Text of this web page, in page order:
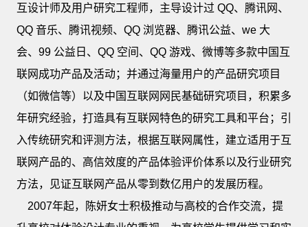
互设计师及用户研究工程师，主导设计过 QQ、腾讯网、
QQ 音乐、腾讯视频、QQ 浏览器、腾讯公益、we 大
会、99 公益日、QQ 空间、QQ 游戏、微博等多款中国互
联网成功产品及活动；并通过海量用户的产品研究项目
（如微信等）以及中国互联网网民基础研究项目，积累多
年研究经验，打造具有互联网特色的研究工具和平台；引
入传统研究和评测方法，根据互联网属性，建立适用于互
联网产品的、高信效度的产品体验评价体系以及行业研究
方法，见证互联网产品从零到数亿用户的发展历程。
2007年起，陈妍女士积极推动与高校的合作交流，提